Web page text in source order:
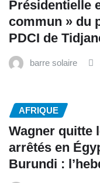
Présidentielle
commun » du
PDCI de
barre solaire
AFRIQUE
Wagner quitte
arrêtés en
Burundi :